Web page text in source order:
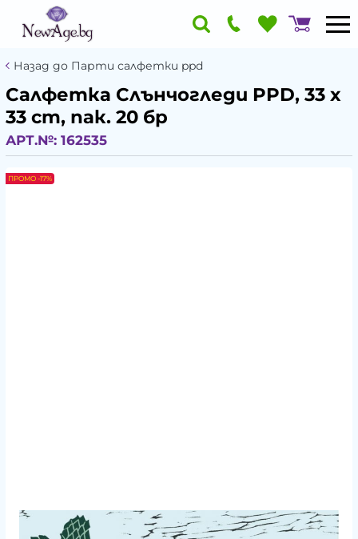
Назад до Парти салфетки ppd
Салфетка Слънчогледи PPD, 33 x
33 cm, пак. 20 бр
АРТ.№: 162535
ПРОМО -17%